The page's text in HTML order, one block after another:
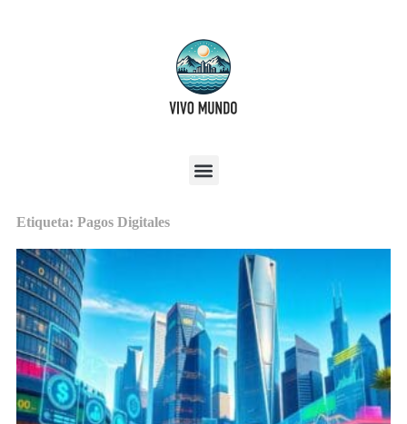
Etiqueta: Pagos Digitales